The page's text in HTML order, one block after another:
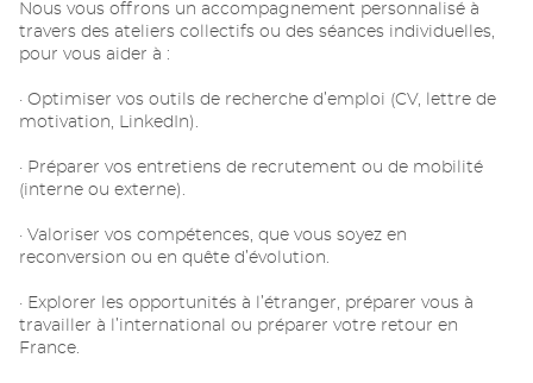
Nous vous offrons un accompagnement personnalisé à
travers des ateliers collectifs ou des séances individuelles,
pour vous aider à :
· Optimiser vos outils de recherche d’emploi (CV, lettre de
motivation, LinkedIn).
· Préparer vos entretiens de recrutement ou de mobilité
(interne ou externe).
· Valoriser vos compétences, que vous soyez en
reconversion ou en quête d’évolution.
· Explorer les opportunités à l’étranger, préparer vous à
travailler à l’international ou préparer votre retour en
France.